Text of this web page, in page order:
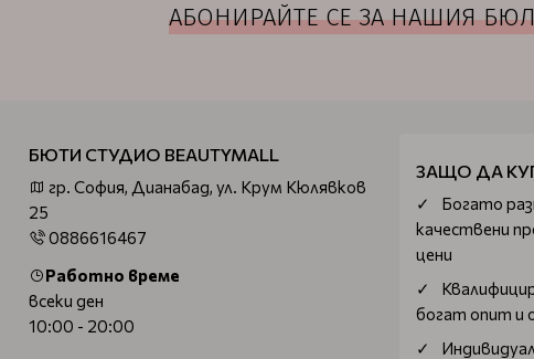
АБОНИРАЙТЕ СЕ ЗА НАШИЯ
БЮТИ СТУДИО BEAUTYMALL
гр. София, Дианабад, ул. Крум Кюлявков
25
0886616467
Работно време
всеки ден
10:00 - 20:00
ЗАЩО ДА
Богатo
качествени
цени
богат опит и